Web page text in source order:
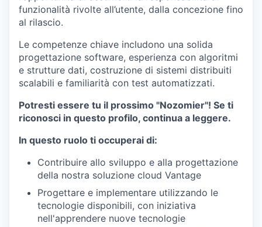
funzionalità rivolte all’utente, dalla concezione fino
al rilascio.
Le competenze chiave includono una solida
progettazione software, esperienza con algoritmi
e strutture dati, costruzione di sistemi distribuiti
scalabili e familiarità con test automatizzati.
Potresti essere tu il prossimo "Nozomier"! Se ti
riconosci in questo profilo, continua a leggere.
In questo ruolo ti occuperai di:
Contribuire allo sviluppo e alla progettazione
della nostra soluzione cloud Vantage
Progettare e implementare utilizzando le
tecnologie disponibili, con iniziativa
nell'apprendere nuove tecnologie